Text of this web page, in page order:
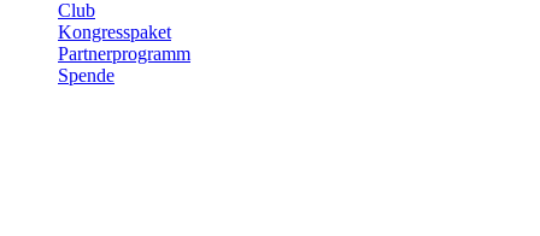
Club
Kongresspaket
Partnerprogramm
Spende